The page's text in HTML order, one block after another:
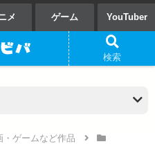
メ ゲーム YouTuber
ゲームなど作品
検索